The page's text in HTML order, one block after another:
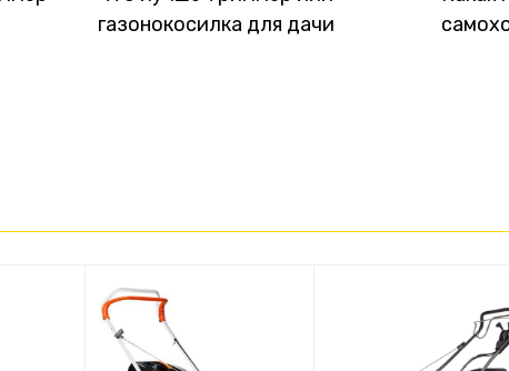
газонокосилка для дачи